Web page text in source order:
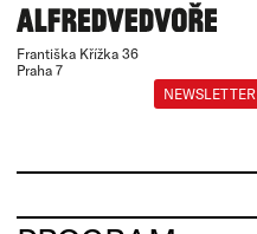
Františka Křížka 36
Praha 7
NEWSLETTER